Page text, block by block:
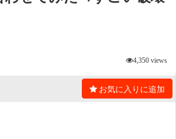
4,350 views
お気に入りに追加